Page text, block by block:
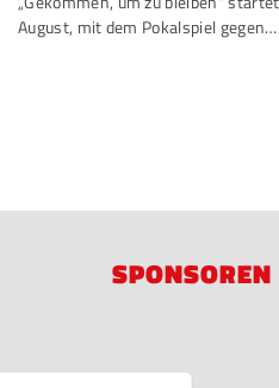
August, mit dem Pokalspiel gegen…